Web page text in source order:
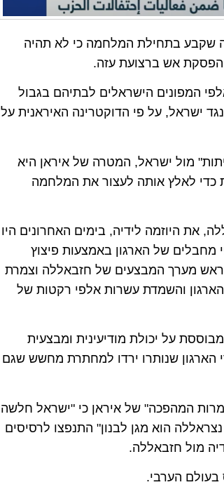
שקבע בתחילת המלחמה כי לא תהיה
אש ברצועת עזה.
המפונים הישראלים לבתיהם בגבול
ישראל, על פי הדוקטרינה האיראנית על
מול ישראל, המטרה של איראן היא
כדי לאלץ אותה לעצור את המלחמה
את היוזמה לידיה, בימים האחרונים היו
של הארגון באמצעות פיצוץ
ראש מערך המבצעים של חזבאללה וצמרת
והשמדת עשרות אלפי רקטות של
על יכולת מודיעינית ומבצעית
שנותרו ירדו למחתרת מחשש שגם
המהפכה" של איראן כי "ישראל חלשה
הוא מגן לבנון" התנפצו לרסיסים
מול חזבאללה.
בעולם הערבי.